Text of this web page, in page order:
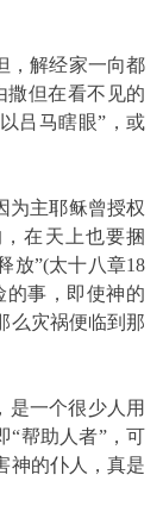
，解经家一向都
撒但在看不见的
吕马瞎眼”，或
为主耶稣曾授权
在天上也要捆
放”(太十八章18
的事，即使神的
么灾祸便临到那
是一个很少人用
“帮助人者”，可
神的仆人，真是